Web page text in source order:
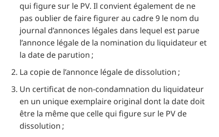
qui figure sur le PV. Il convient également de ne
pas oublier de faire figurer au cadre 9 le nom du
journal d’annonces légales dans lequel est parue
l’annonce légale de la nomination du liquidateur et
la date de parution ;
La copie de l’annonce légale de dissolution ;
Un certificat de non-condamnation du liquidateur
en un unique exemplaire original dont la date doit
être la même que celle qui figure sur le PV de
dissolution ;